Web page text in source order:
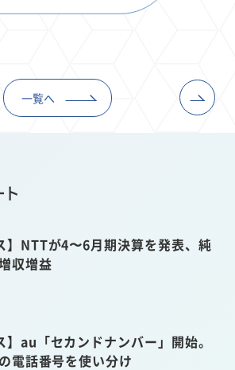
一覧へ
】NTTが4〜6月期決算を発表、純
収増益
】au「セカンドナンバー」開始。
電話番号を使い分け